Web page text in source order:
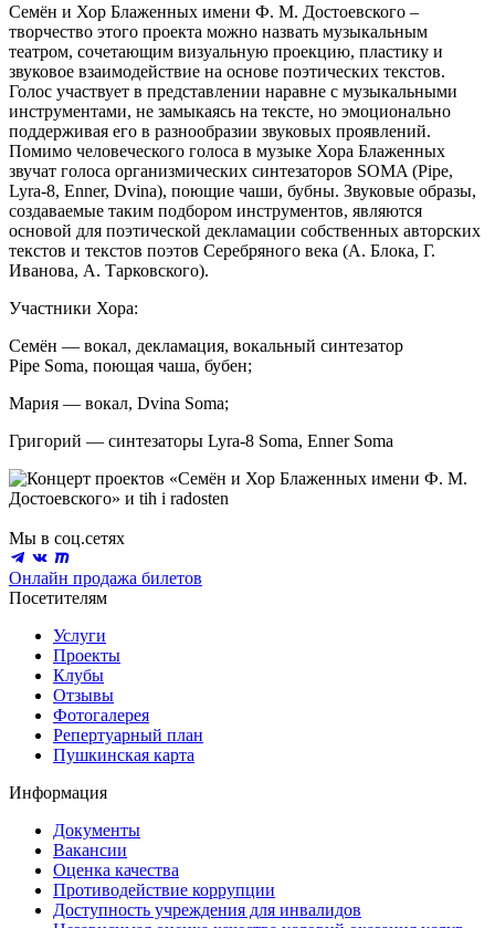
Семён и Хор Блаженных имени Ф. М. Достоевского –
творчество этого проекта можно назвать музыкальным
театром, сочетающим визуальную проекцию, пластику и
звуковое взаимодействие на основе поэтических текстов.
Голос участвует в представлении наравне с музыкальными
инструментами, не замыкаясь на тексте, но эмоционально
поддерживая его в разнообразии звуковых проявлений.
Помимо человеческого голоса в музыке Хора Блаженных
звучат голоса организмических синтезаторов SOMA (Pipe,
Lyra-8, Enner, Dvina), поющие чаши, бубны. Звуковые образы,
создаваемые таким подбором инструментов, являются
основой для поэтической декламации собственных авторских
текстов и текстов поэтов Серебряного века (А. Блока, Г.
Иванова, А. Тарковского).
Участники Хора:
Семён — вокал, декламация, вокальный синтезатор
Pipe Soma, поющая чаша, бубен;
Мария — вокал, Dvina Soma;
Григорий — синтезаторы Lyra-8 Soma, Enner Soma
Мы в соц.сетях
Онлайн продажа билетов
Посетителям
Услуги
Проекты
Клубы
Отзывы
Фотогалерея
Репертуарный план
Пушкинская карта
Информация
Документы
Вакансии
Оценка качества
Противодействие коррупции
Доступность учреждения для инвалидов